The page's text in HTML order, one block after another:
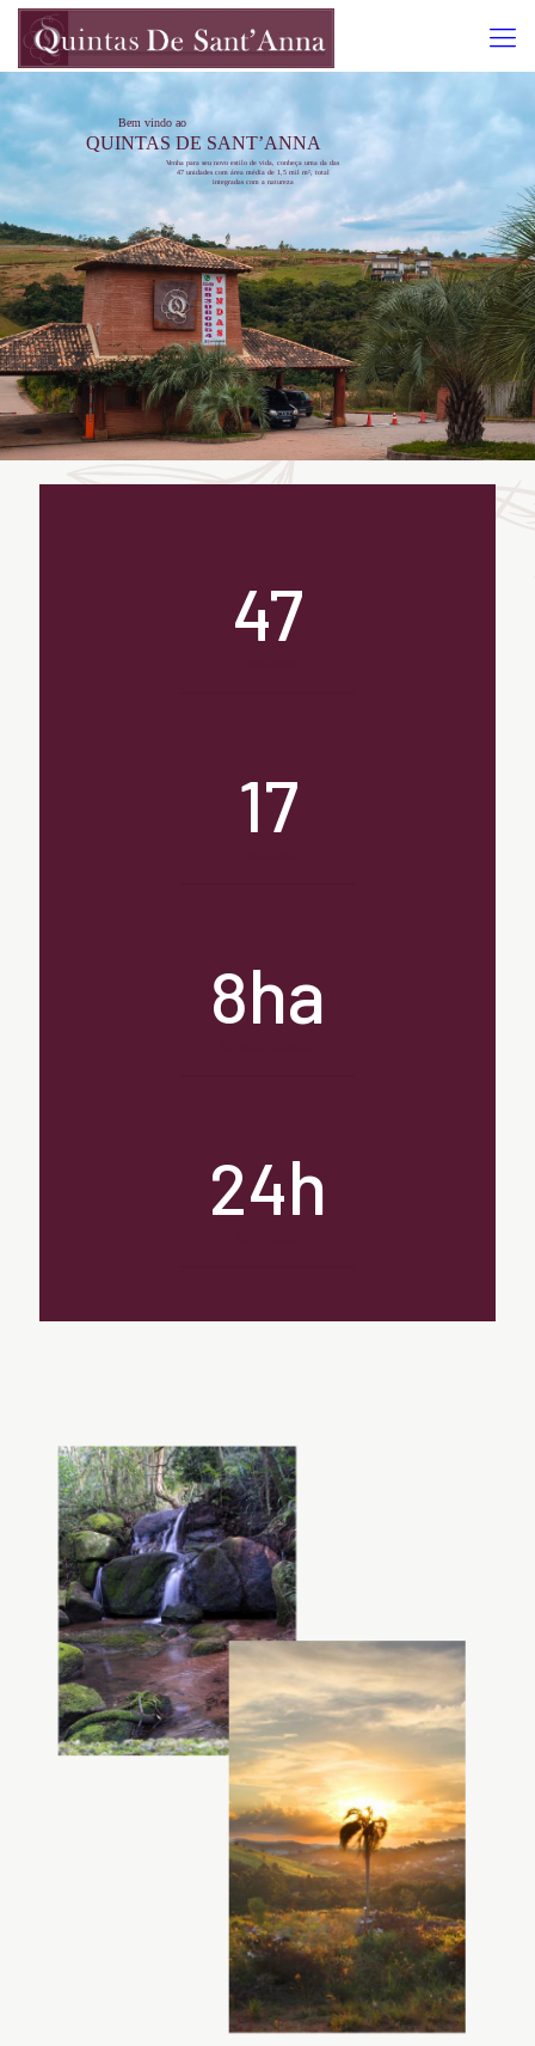
Bem vindo ao
QUINTAS DE SANT’ANNA
Venha para seu novo estilo de vida, conheça uma da das
47 unidades com área média de 1,5 mil m², total
integradas com a natureza
47
17
8ha
24h